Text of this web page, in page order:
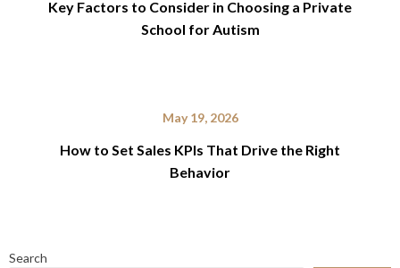
Key Factors to Consider in Choosing a Private
School for Autism
May 19, 2026
How to Set Sales KPIs That Drive the Right
Behavior
Search